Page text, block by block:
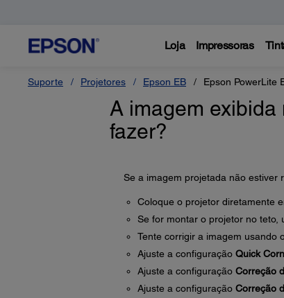
Loja Impressoras
Suporte Projetores Epson EB Epson PowerLite
A imagem exibida
fazer?
Se a imagem projetada não estiver
Coloque o projetor diretamente
Se for montar o projetor no teto,
Tente corrigir a imagem usando
Ajuste a configuração Quick
Ajuste a configuração Correção
Ajuste a configuração Correção